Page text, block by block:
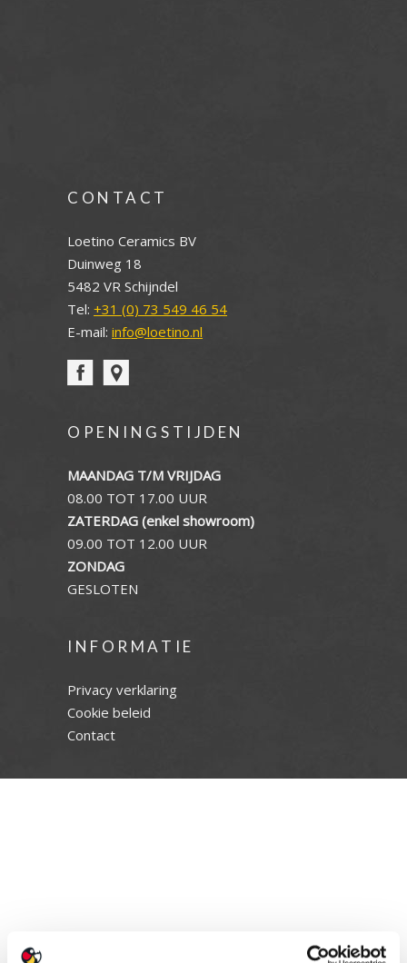
CONTACT
Loetino Ceramics BV
Duinweg 18
5482 VR Schijndel
Tel: +31 (0) 73 549 46 54
E-mail: info@loetino.nl
OPENINGSTIJDEN
MAANDAG T/M VRIJDAG
08.00 TOT 17.00 UUR
ZATERDAG (enkel showroom)
09.00 TOT 12.00 UUR
ZONDAG
GESLOTEN
INFORMATIE
Privacy verklaring
Cookie beleid
Contact